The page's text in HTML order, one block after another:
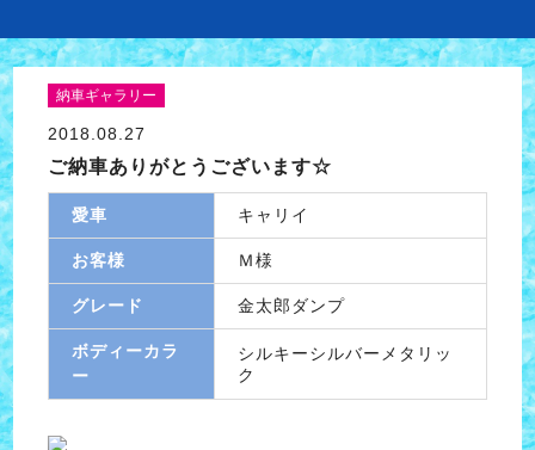
納車ギャラリー
2018.08.27
ご納車ありがとうございます☆
愛車 キャリイ
お客様 Ｍ様
グレード 金太郎ダンプ
ボディーカラ
ー
シルキーシルバーメタリッ
ク